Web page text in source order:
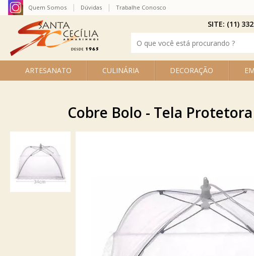
ARTESANATO CULINÁRIA DECORAÇÃO
Quem Somos Dúvidas Trabalhe Conosco
SITE: (11)
Cobre Bolo - Tela